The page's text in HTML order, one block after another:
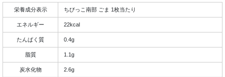
栄養成分表示 ちびっこ南部 ごま 1枚当たり
エネルギー 22kcal
たんぱく質 0.4g
脂質 1.1g
炭水化物 2.6g